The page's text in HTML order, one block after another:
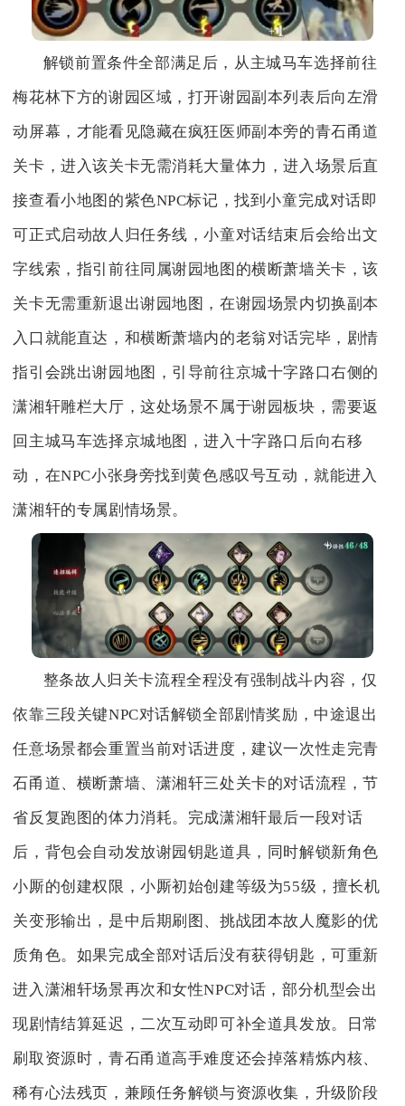
解锁前置条件全部满足后，从主城马车选择前往
梅花林下方的谢园区域，打开谢园副本列表后向左滑
动屏幕，才能看见隐藏在疯狂医师副本旁的青石甬道
关卡，进入该关卡无需消耗大量体力，进入场景后直
接查看小地图的紫色NPC标记，找到小童完成对话即
可正式启动故人归任务线，小童对话结束后会给出文
字线索，指引前往同属谢园地图的横断萧墙关卡，该
关卡无需重新退出谢园地图，在谢园场景内切换副本
入口就能直达，和横断萧墙内的老翁对话完毕，剧情
指引会跳出谢园地图，引导前往京城十字路口右侧的
潇湘轩雕栏大厅，这处场景不属于谢园板块，需要返
回主城马车选择京城地图，进入十字路口后向右移
动，在NPC小张身旁找到黄色感叹号互动，就能进入
潇湘轩的专属剧情场景。
整条故人归关卡流程全程没有强制战斗内容，仅
依靠三段关键NPC对话解锁全部剧情奖励，中途退出
任意场景都会重置当前对话进度，建议一次性走完青
石甬道、横断萧墙、潇湘轩三处关卡的对话流程，节
省反复跑图的体力消耗。完成潇湘轩最后一段对话
后，背包会自动发放谢园钥匙道具，同时解锁新角色
小厮的创建权限，小厮初始创建等级为55级，擅长机
关变形输出，是中后期刷图、挑战团本故人魔影的优
质角色。如果完成全部对话后没有获得钥匙，可重新
进入潇湘轩场景再次和女性NPC对话，部分机型会出
现剧情结算延迟，二次互动即可补全道具发放。日常
刷取资源时，青石甬道高手难度还会掉落精炼内核、
稀有心法残页，兼顾任务解锁与资源收集，升级阶段